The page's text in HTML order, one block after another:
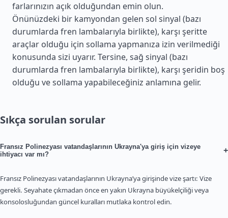
farlarınızın açık olduğundan emin olun.
Önünüzdeki bir kamyondan gelen sol sinyal (bazı
durumlarda fren lambalarıyla birlikte), karşı şeritte
araçlar olduğu için sollama yapmanıza izin verilmediği
konusunda sizi uyarır. Tersine, sağ sinyal (bazı
durumlarda fren lambalarıyla birlikte), karşı şeridin boş
olduğu ve sollama yapabileceğiniz anlamına gelir.
Sıkça sorulan sorular
Fransız Polinezyası vatandaşlarının Ukrayna'ya giriş için vizeye
ihtiyacı var mı?
+
Fransız Polinezyası vatandaşlarının Ukrayna’ya girişinde vize şartı: Vize
gerekli. Seyahate çıkmadan önce en yakın Ukrayna büyükelçiliği veya
konsolosluğundan güncel kuralları mutlaka kontrol edin.